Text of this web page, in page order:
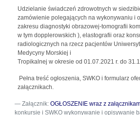
Udzielanie świadczeń zdrowotnych w
zamówienie polegających na wykonywaniu i
zakresu diagnostyki obrazowej-tomografii
w tym dopplerowskich ), elastografii oraz
radiologicznych na rzecz pacjentów
Medycyny Morskiej i
Tropikalnej w okresie od 01.07.2021 r. do
Pełna treść ogłoszenia, SWKO i formularz
załącznikach.
Załącznik: OGŁOSZENIE wraz z
konkursie i SWKO wykonywanie i opisywanie